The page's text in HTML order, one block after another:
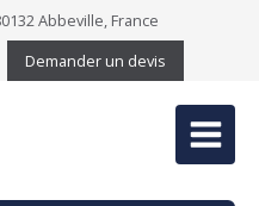
Abbeville, France
Demander un devis